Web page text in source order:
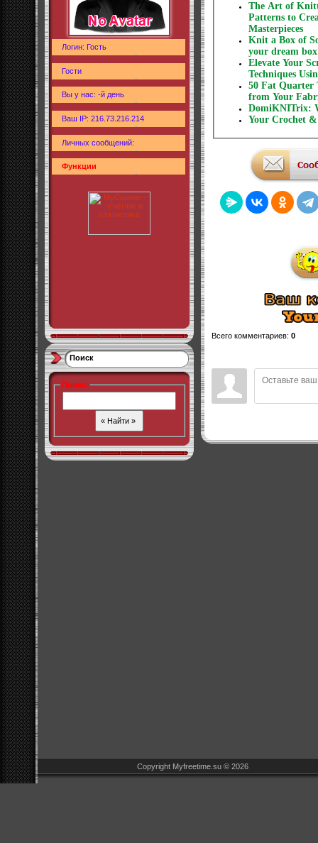
Логин: Гость
Гости
Вы у нас: -й день
Ваш IP: 216.73.216.214
Личных сообщений:
Функции
Поиск
Поиск:
The Art of
Patterns to
Masterpieces
Knit a Box of
your dream box
Elevate Your
Techniques
50 Fat Quarter
from Your
DomiKNITrix:
Your Crochet
Всего комментариев: 0
Copyright Myfreetime.su © 2026